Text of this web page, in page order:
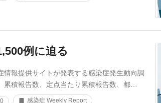
例に迫る
報提供サイトが発表する感染症発生動向調
積報告数、定点当たり累積報告数、都…
感染症 Weekly Report